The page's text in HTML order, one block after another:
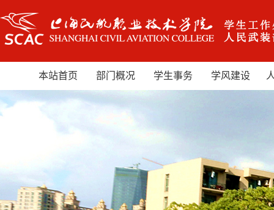
本站首页 部门概况 学生事务 学风建设